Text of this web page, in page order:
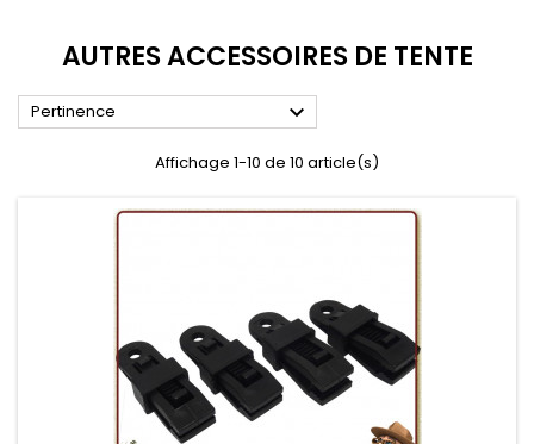
AUTRES ACCESSOIRES DE TENTE
Pertinence 
Affichage 1-10 de 10 article(s)